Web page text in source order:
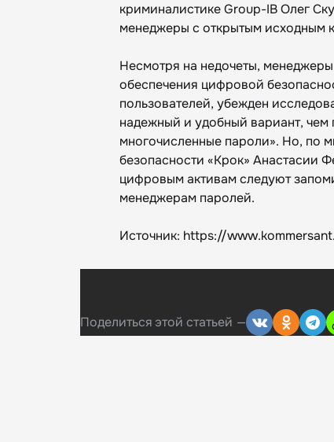
криминалистике Group-IB Олег
менеджеры с открытым исходным
Несмотря на недочеты,
обеспечения цифровой
пользователей, убежден
надежный и удобный вариант, чем
многочисленные пароли». Но, по
безопасности «Крок»
цифровым активам следуют
менеджерам паролей.
Источник: https://
Поделиться этой статьей